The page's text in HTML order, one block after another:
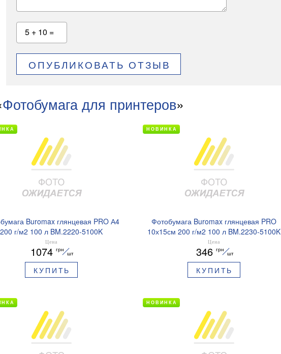
5 + 10 =
ОПУБЛИКОВАТЬ ОТЗЫВ
Фотобумага для принтеров»
Buromax глянцевая PRO А4
200 г/м2 100 л BM.2220-5100K
Цена
1074 грн
шт
КУПИТЬ
Фотобумага Buromax глянцевая PRO
10х15см 200 г/м2 100 л BM.2230-5100K
Цена
346 грн
шт
КУПИТЬ
НОВИНКА
НОВИНКА